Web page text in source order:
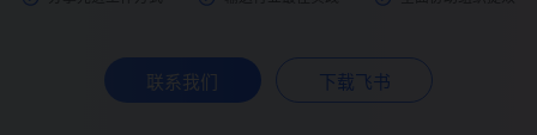
联系我们 下载飞书